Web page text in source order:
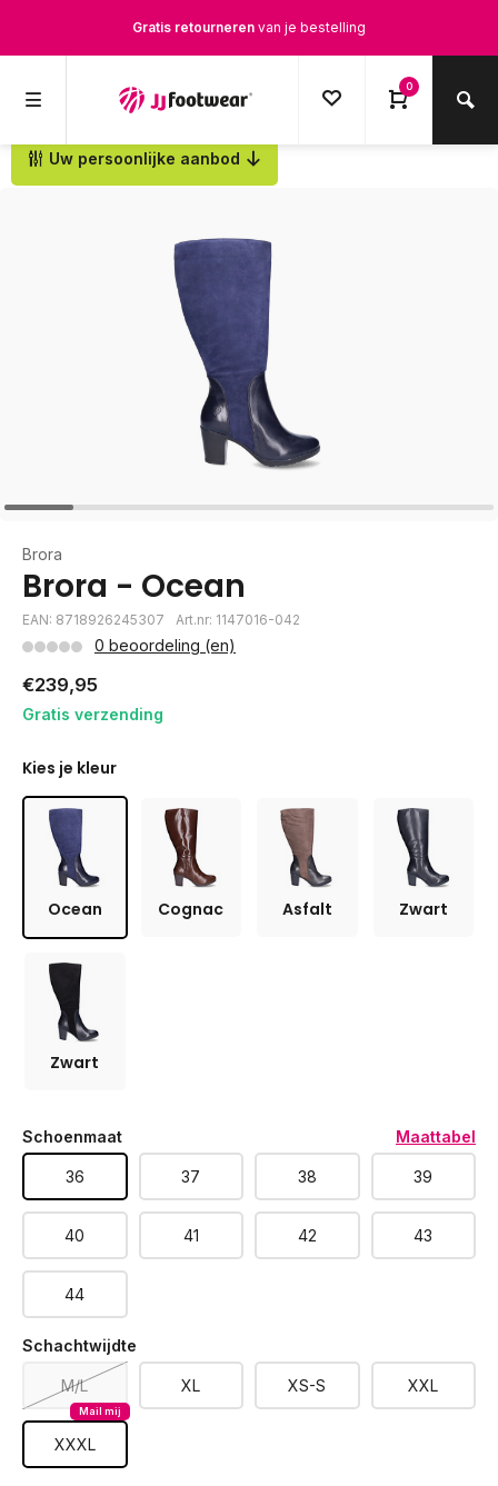
Gratis retourneren van je bestelling
0
Uw persoonlijke aanbod
Terug
Brora
Brora - Ocean
EAN: 8718926245307 Art.nr: 1147016-042
0 beoordeling (en)
€239,95
Gratis verzending
Kies je kleur
Ocean Cognac Asfalt Zwart
Zwart
Schoenmaat Maattabel
36 37 38 39
40 41 42 43
44
Schachtwijdte
Mail mij
M/L XL XS-S XXL
XXXL